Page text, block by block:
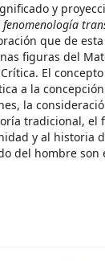
y
que de
figuras del
El
a la
la
tradicional, el
y al historia
del hombre son